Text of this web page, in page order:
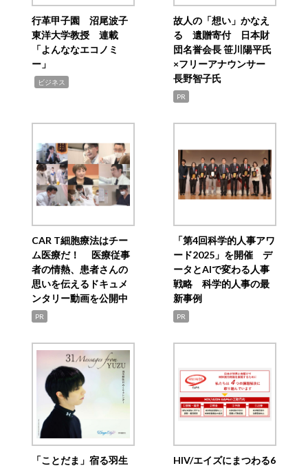
行革甲子園 沼尾波子
東洋大学教授 連載
「よんななエコノミ
ー」
ビジネス
故人の「想い」かなえ
る 遺贈寄付 日本財
団名誉会長 笹川陽平氏
×フリーアナウンサー
長野智子氏
PR
CAR T細胞療法はチー
ム医療だ！ 医療従事
者の情熱、患者さんの
思いを伝えるドキュメ
ンタリー動画を公開中
PR
「第4回科学的人事アワ
ード2025」を開催 デ
ータとAIで変わる人事
戦略 科学的人事の最
新事例
PR
「ことだま」宿る羽生
HIV/エイズにまつわる6